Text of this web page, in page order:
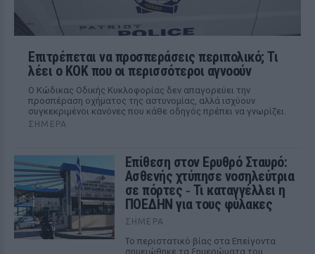
Επιτρέπεται να προσπεράσεις περιπολικό; Τι
λέει ο ΚΟΚ που οι περισσότεροι αγνοούν
Ο Κώδικας Οδικής Κυκλοφορίας δεν απαγορεύει την
προσπέραση οχήματος της αστυνομίας, αλλά ισχύουν
συγκεκριμένοι κανόνες που κάθε οδηγός πρέπει να γνωρίζει.
ΣΉΜΕΡΑ
Επίθεση στον Ερυθρό Σταυρό:
Ασθενής χτύπησε νοσηλεύτρια
σε πόρτες ‑ Τι καταγγέλλει η
ΠΟΕΔΗΝ για τους φύλακες
ΣΉΜΕΡΑ
Το περιστατικό βίας στα Επείγοντα
σημειώθηκε τα ξημερώματα του